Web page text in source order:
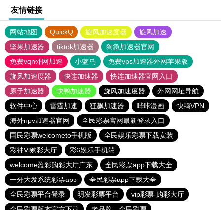
友情链接
网站地图 QuickQ 旋风加速度器
旋风加速
坚果加速器
tiktok加速器
狗急加速器官网
免费vqn外网加速
小蓝鸟
免费vps加速器外网苹果版
旋风加速度器
快连加速器
快连加速器官网入口
原子加速器
快鸭加速器 旋风加速度器
外网网址导航
软件中心
雷霆加速 狂飙加速器 哔咔漫画
快鸭VPN
海外npv加速器官网
全民彩票官网最新登录入口
国民彩票welcometo手机版
全民娱乐彩票下载安装
彩神Vl购彩大厅
彩6娱乐手机端
welcome盈彩购彩大厅广东
全民彩票app下载大全
一分大发系统彩票app
全民彩票app下载大全
全民彩票平台登录
明发彩票平台
vip彩票-购彩大厅